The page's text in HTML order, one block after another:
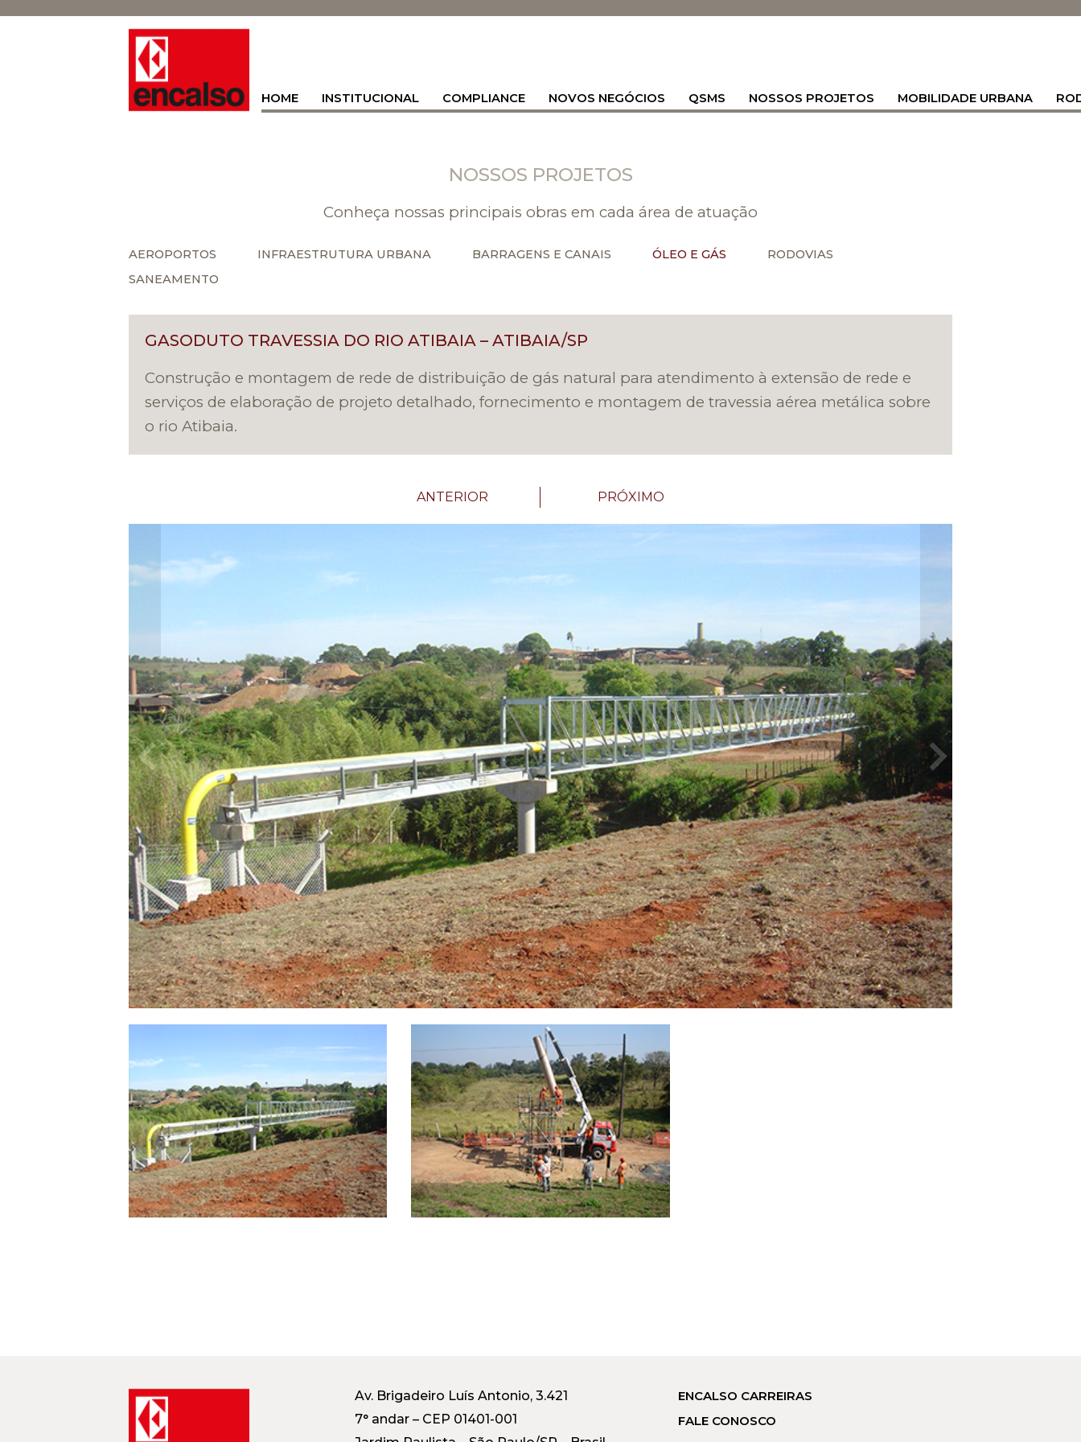
HOME INSTITUCIONAL COMPLIANCE NOVOS NEGÓCIOS QSMS NOSSOS PROJETOS MOBILIDADE URBANA
NOSSOS PROJETOS
Conheça nossas principais obras em cada área de atuação
AEROPORTOS INFRAESTRUTURA URBANA BARRAGENS E CANAIS ÓLEO E GÁS
RODOVIAS
SANEAMENTO
GASODUTO TRAVESSIA DO RIO ATIBAIA – ATIBAIA/SP
Construção e montagem de rede de distribuição de gás natural para atendimento à extensão de rede e
serviços de elaboração de projeto detalhado, fornecimento e montagem de travessia aérea metálica sobre
o rio Atibaia.
de
Post
ANTERIOR PRÓXIMO
Av. Brigadeiro Luís Antonio, 3.421
7° andar – CEP 01401-001
ENCALSO CARREIRAS
FALE CONOSCO